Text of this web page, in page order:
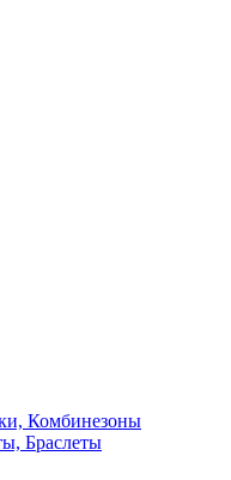
Комбинезоны
Браслеты